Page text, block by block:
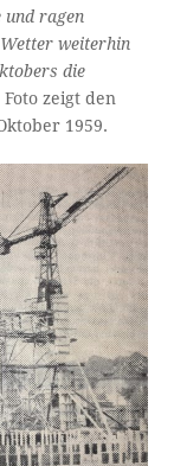
und ragen
weiterhin
die
zeigt den
1959.